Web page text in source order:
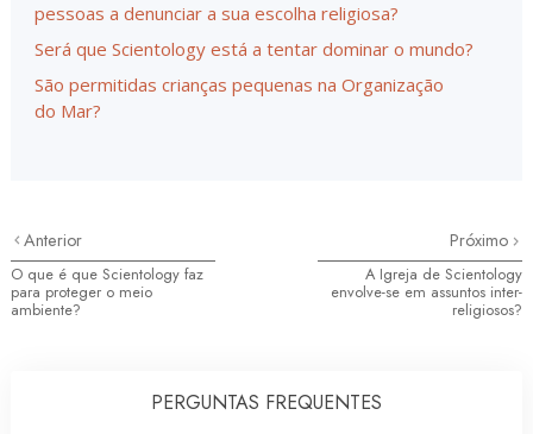
pessoas a denunciar a sua escolha religiosa?
Será que Scientology está a tentar dominar o mundo?
São permitidas crianças pequenas na Organização
do Mar?
Anterior
O que é que Scientology faz
para proteger o meio
ambiente?
Próximo
A Igreja de Scientology
envolve-se em assuntos inter-
religiosos?
PERGUNTAS FREQUENTES